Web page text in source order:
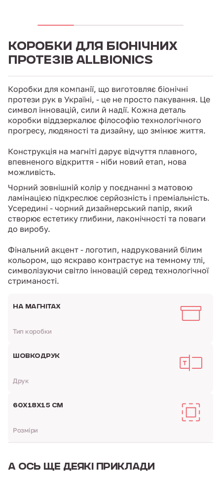
КОРОБКИ ДЛЯ БІОНІЧНИХ
ПРОТЕЗІВ ALLBIONICS
Коробки для компанії, що виготовляє біонічні
протези рук в Україні, - це не просто пакування. Це
символ інновацій, сили й надії. Кожна деталь
коробки віддзеркалює філософію технологічного
прогресу, людяності та дизайну, що змінює життя.
Конструкція на магніті дарує відчуття плавного,
впевненого відкриття - ніби новий етап, нова
можливість.
Чорний зовнішній колір у поєднанні з матовою
ламінацією підкреслює серйозність і преміальність.
Усередині - чорний дизайнерський папір, який
створює естетику глибини, лаконічності та поваги
до виробу.
Фінальний акцент - логотип, надрукований білим
кольором, що яскраво контрастує на темному тлі,
символізуючи світло інновацій серед технологічної
стриманості.
НА МАГНІТАХ
Тип коробки
ШОВКОДРУК
Друк
60Х18Х15 СМ
Розміри
А ОСЬ ЩЕ ДЕЯКІ ПРИКЛАДИ